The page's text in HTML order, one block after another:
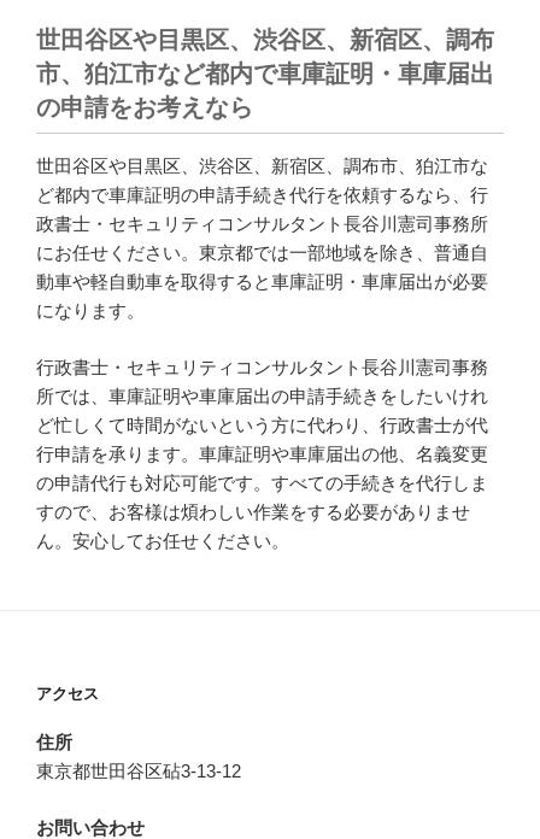
世田谷区や目黒区、渋谷区、新宿区、調布
市、狛江市など都内で車庫証明・車庫届出
の申請をお考えなら
世田谷区や目黒区、渋谷区、新宿区、調布市、狛江市な
ど都内で車庫証明の申請手続き代行を依頼するなら、行
政書士・セキュリティコンサルタント長谷川憲司事務所
にお任せください。東京都では一部地域を除き、普通自
動車や軽自動車を取得すると車庫証明・車庫届出が必要
になります。
行政書士・セキュリティコンサルタント長谷川憲司事務
所では、車庫証明や車庫届出の申請手続きをしたいけれ
ど忙しくて時間がないという方に代わり、行政書士が代
行申請を承ります。車庫証明や車庫届出の他、名義変更
の申請代行も対応可能です。すべての手続きを代行しま
すので、お客様は煩わしい作業をする必要がありませ
ん。安心してお任せください。
アクセス
住所
東京都世田谷区砧3-13-12
お問い合わせ